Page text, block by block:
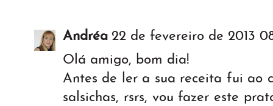
Andréa 22 de fevereiro de 2013
Olá amigo, bom dia!
Antes de ler a sua receita fui ao
salsichas, rsrs, vou fazer este